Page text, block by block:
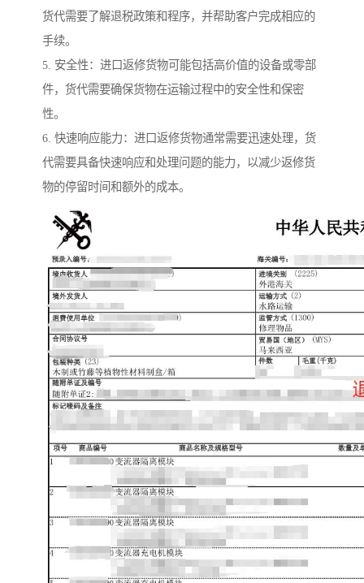
货代需要了解退税政策和程序，并帮助客户完成相应的
手续。
5. 安全性：进口返修货物可能包括高价值的设备或零部
件，货代需要确保货物在运输过程中的安全性和保密
性。
6. 快速响应能力：进口返修货物通常需要迅速处理，货
代需要具备快速响应和处理问题的能力，以减少返修货
物的停留时间和额外的成本。